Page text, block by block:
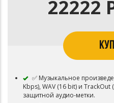
22222
✅ Музыкальное
Kbps), WAV (16 bit) и
защитной аудио-метки.